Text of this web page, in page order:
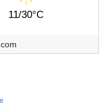
11/30°C